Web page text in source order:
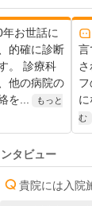
お世話に
的確に診断
。 診療科
他の病院の
を...
もっと
言
に
む
タビュー
貴院には入院